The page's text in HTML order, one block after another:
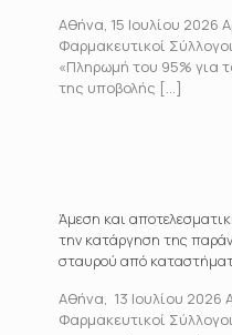
Αθήνα, 15 Ιουλίου 2026
Φαρμακευτικοί
«Πληρωμή του 95% για
της υποβολής […]
Άμεση και
την κατάργηση της
σταυρού από
Αθήνα, 13 Ιουλίου 2026
Φαρμακευτικοί